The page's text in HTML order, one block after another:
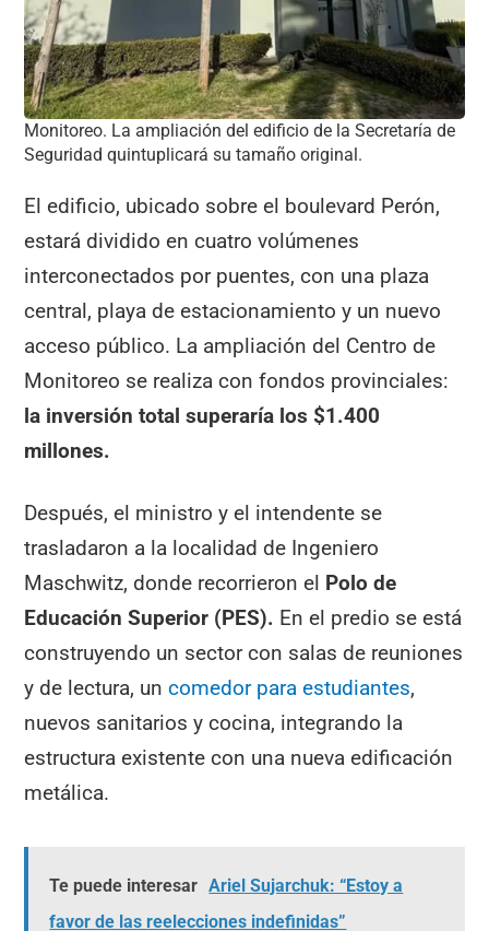
Monitoreo. La ampliación del edificio de la Secretaría de
Seguridad quintuplicará su tamaño original.
El edificio, ubicado sobre el boulevard Perón,
estará dividido en cuatro volúmenes
interconectados por puentes, con una plaza
central, playa de estacionamiento y un nuevo
acceso público. La ampliación del Centro de
Monitoreo se realiza con fondos provinciales:
la inversión total superaría los $1.400
millones.
Después, el ministro y el intendente se
trasladaron a la localidad de Ingeniero
Maschwitz, donde recorrieron el Polo de
Educación Superior (PES). En el predio se está
construyendo un sector con salas de reuniones
y de lectura, uncomedor para estudiantes,
nuevos sanitarios y cocina, integrando la
estructura existente con una nueva edificación
metálica.
Te puede interesar Ariel Sujarchuk: “Estoy a
favor de las reelecciones indefinidas”